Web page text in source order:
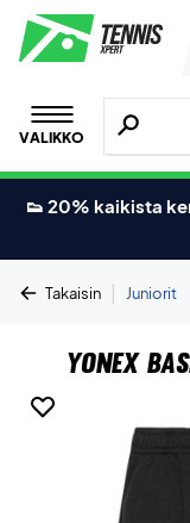
VALIKKO
Hae
👟 20% kaikista
Takaisin | Juniorit
Yonex